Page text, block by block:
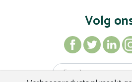
Volg